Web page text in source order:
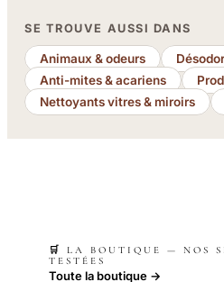
SE TROUVE AUSSI DANS
Animaux & odeurs
Anti-mites & acariens
Nettoyants vitres & miroirs
🛒 LA BOUTIQUE — NOS
TESTÉES
Toute la boutique →